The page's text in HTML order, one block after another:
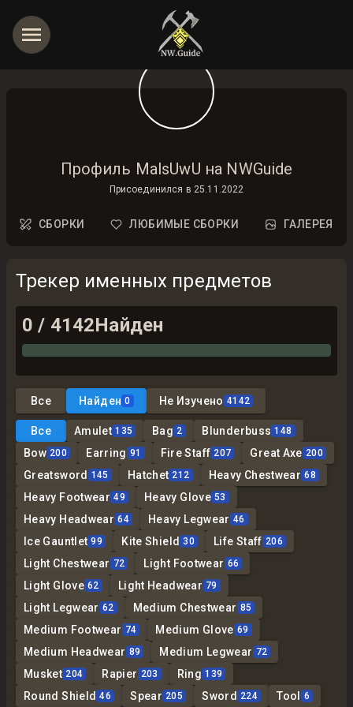
Профиль MalsUwU на NWGuide
Присоединился в 25.11.2022
СБОРКИ ЛЮБИМЫЕ СБОРКИ ГАЛЕРЕЯ
Трекер именных предметов
0 / 4142Найден
Все Найден 0 Не Изучено 4142
Все Amulet 135 Bag 2 Blunderbuss 148
Bow 200 Earring 91 Fire Staff 207 Great Axe 200
Greatsword 145 Hatchet 212 Heavy Chestwear 68
Heavy Footwear 49 Heavy Glove 53
Heavy Headwear 64 Heavy Legwear 46
Ice Gauntlet 99 Kite Shield 30 Life Staff 206
Light Chestwear 72 Light Footwear 66
Light Glove 62 Light Headwear 79
Light Legwear 62 Medium Chestwear 85
Medium Footwear 74 Medium Glove 69
Medium Headwear 89 Medium Legwear 72
Musket 204 Rapier 203 Ring 139
Round Shield 46 Spear 205 Sword 224 Tool 6